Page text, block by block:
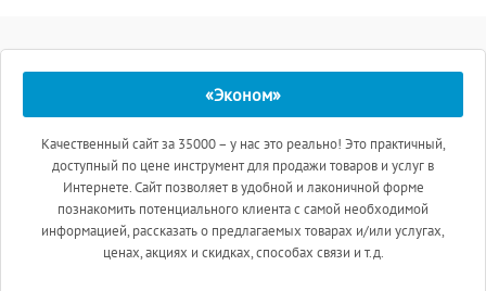
«Эконом»
Качественный сайт за 35000 – у нас это реально! Это практичный,
доступный по цене инструмент для продажи товаров и услуг в
Интернете. Сайт позволяет в удобной и лаконичной форме
познакомить потенциального клиента с самой необходимой
информацией, рассказать о предлагаемых товарах и/или услугах,
ценах, акциях и скидках, способах связи и т.д.